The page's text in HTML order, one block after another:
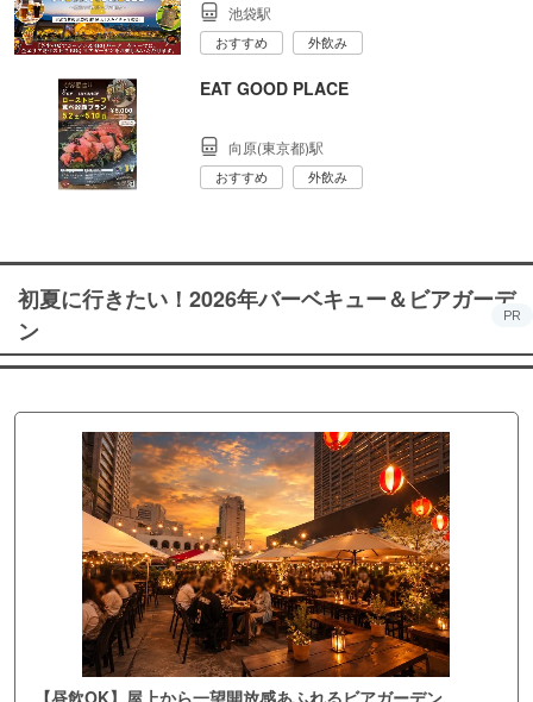
池袋駅
おすすめ 外飲み
EAT GOOD PLACE
向原(東京都)駅
おすすめ 外飲み
初夏に行きたい！2026年バーベキュー＆ビアガーデ
ン
PR
【昼飲OK】屋上から一望開放感あふれるビアガーデン